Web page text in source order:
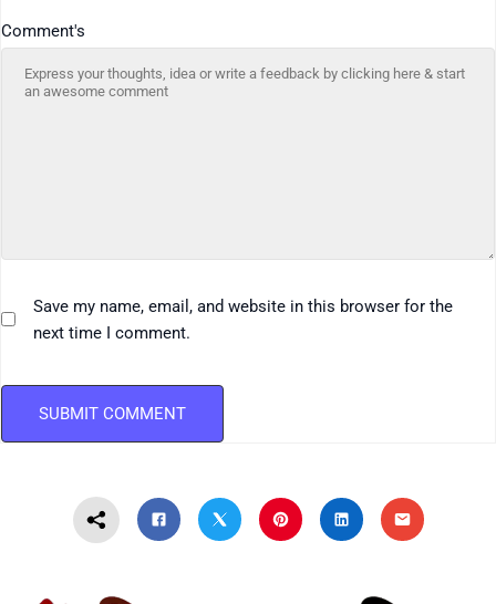
Comment's
Save my name, email, and website in this browser for the
next time I comment.